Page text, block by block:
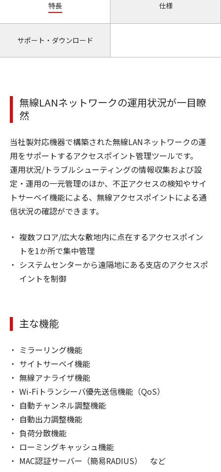
特長 仕様
サポート・ダウンロード
無線LANネットワークの運用状況が一目瞭
然
当社製対応機器で構築された無線LANネットワークの運
用をサポートするアクセスポイント管理ツールです。
運用状況/トラブルシューティングの情報収集および設
定・運用の一元管理のほか、不正アクセスの検知やサイ
トサーベイ機能による、無線アクセスポイントによる通
信状況の確認ができます。
複数フロア/広大な敷地内に点在するアクセスポイン
トを1か所で集中管理
システムセンターから遠隔地にある支店のアクセスポ
イントを制御
主な機能
ミラーリング機能
サイトサーベイ機能
無線アナライザ機能
Wi-Fiトランシーバ優先送信機能（QoS）
自動チャンネル調整機能
自動出力調整機能
負荷分散機能
ローミングキャッシュ機能
MAC認証サーバー（簡易RADIUS） など